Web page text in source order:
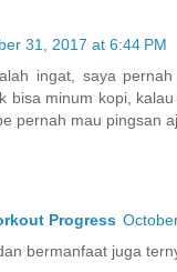
31, 2017 at 6:44 PM
ingat, saya
bisa minum kopi,
pernah mau pingsan
Progress
bermanfaat juga